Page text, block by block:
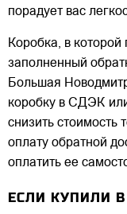
порадует вас
Коробка, в
заполненный
Большая
коробку в СДЭК
снизить стоимость
оплату обратной
оплатить ее
ЕСЛИ КУПИЛИ